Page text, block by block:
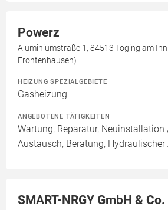
Powerz
Aluminiumstraße 1, 84513 Töging am
Frontenhausen)
HEIZUNG SPEZIALGEBIETE
Gasheizung
ANGEBOTENE TÄTIGKEITEN
Wartung, Reparatur, Neuinstallation
Austausch, Beratung, Hydraulischer
SMART-NRGY GmbH & Co.